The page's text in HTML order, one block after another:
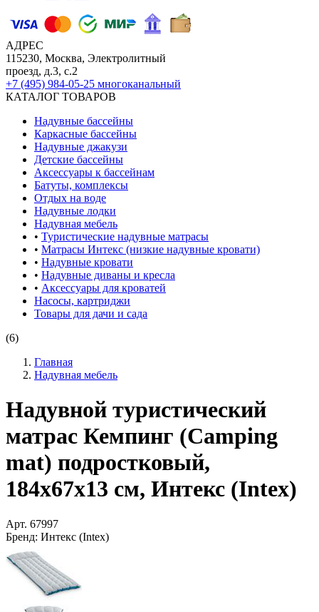
АДРЕС
115230, Москва, Электролитный
проезд, д.3, с.2
+7 (495) 984-05-25 многоканальный
КАТАЛОГ ТОВАРОВ
Надувные бассейны
Каркасные бассейны
Надувные джакузи
Детские бассейны
Аксессуары к бассейнам
Батуты, комплексы
Отдых на воде
Надувные лодки
Надувная мебель
• Туристические надувные матрасы
• Матрасы Интекс (низкие надувные кровати)
• Надувные кровати
• Надувные диваны и кресла
• Аксессуары для кроватей
Насосы, картриджи
Товары для дачи и сада
(6)
Главная
Надувная мебель
Надувной туристический
матрас Кемпинг (Camping
mat) подростковый,
184х67х13 см, Интекс (Intex)
Арт. 67997
Бренд: Интекс (Intex)